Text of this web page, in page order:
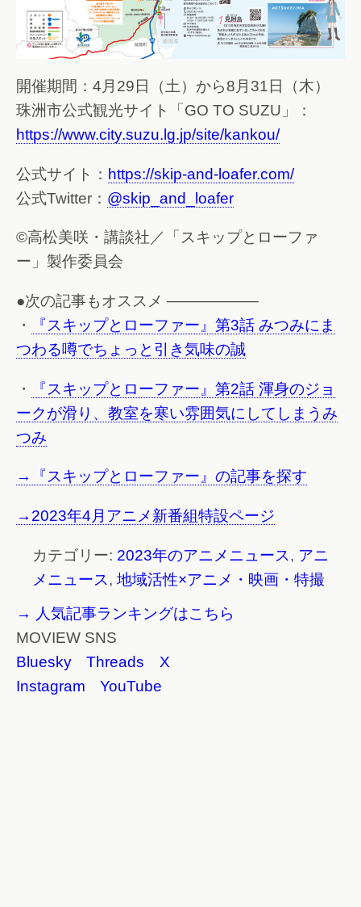
開催期間：4月29日（土）から8月31日（木）
珠洲市公式観光サイト「GO TO SUZU」：
https://www.city.suzu.lg.jp/site/kankou/
公式サイト： https://skip-and-loafer.com/
公式Twitter： @skip_and_loafer
©高松美咲・講談社／「スキップとローファ
ー」製作委員会
●次の記事もオススメ ——————
・
『スキップとローファー』第3話 みつみにま
つわる噂でちょっと引き気味の誠
・
『スキップとローファー』第2話 渾身のジョ
ークが滑り、教室を寒い雰囲気にしてしまうみ
つみ
→『スキップとローファー』の記事を探す
→2023年4月アニメ新番組特設ページ
カテゴリー: 2023年のアニメニュース, アニ
メニュース, 地域活性×アニメ・映画・特撮
→ 人気記事ランキングはこちら
MOVIEW SNS
Bluesky
Threads
X
Instagram
YouTube